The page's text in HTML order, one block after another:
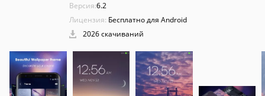
Версия:6.2
Лицензия: Бесплатно для Android
2026 скачиваний